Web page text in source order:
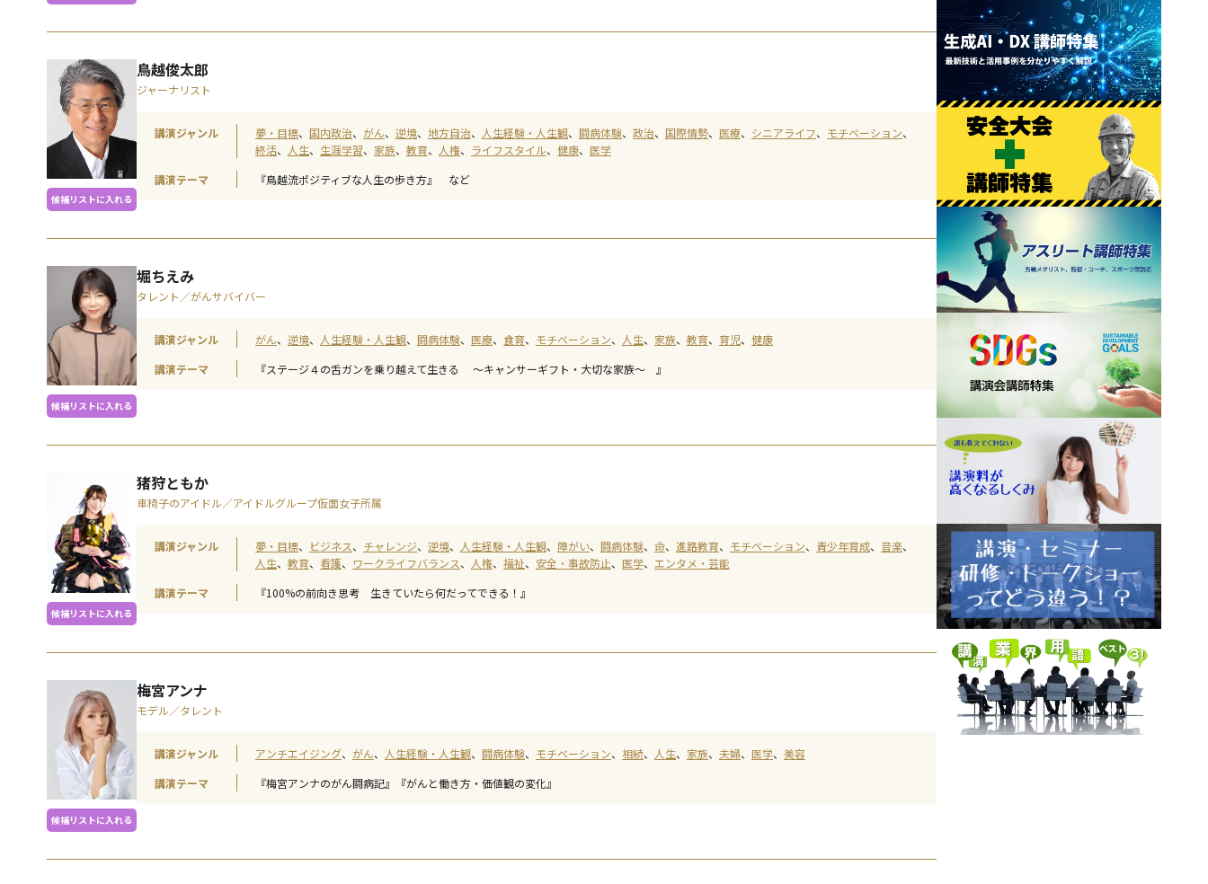
候補リストに入れる
鳥越俊太郎
ジャーナリスト
講演ジャンル 夢・目標 国内政治 がん 逆境 地方自治 人生経験・人生観 闘病体験 政治 国際情勢 医療 シニアライフ
モチベーション
終活
人生 生涯学習 家族 教育 人権 ライフスタイル 健康
医学
講演テーマ
『鳥越流ポジティブな人生の歩き方』 など
候補リストに入れる
堀ちえみ
タレント／がんサバイバー
講演ジャンル がん 逆境 人生経験・人生観 闘病体験 医療 食育 モチベーション 人生 家族 教育 育児
健康
講演テーマ
『ステージ４の舌ガンを乗り越えて生きる ～キャンサーギフト・大切な家族～ 』
候補リストに入れる
猪狩ともか
車椅子のアイドル／アイドルグループ仮面女子所属
講演ジャンル 夢・目標 ビジネス チャレンジ 逆境 人生経験・人生観 障がい 闘病体験 命 進路教育 モチベーション 青少年育成
音楽
人生
教育 看護 ワークライフバランス 人権 福祉 安全・事故防止 医学
エンタメ・芸能
講演テーマ
『100%の前向き思考 生きていたら何だってできる！』
候補リストに入れる
梅宮アンナ
モデル／タレント
講演ジャンル アンチエイジング がん 人生経験・人生観 闘病体験 モチベーション 相続 人生 家族 夫婦 医学
美容
講演テーマ
『梅宮アンナのがん闘病記』『がんと働き方・価値観の変化』